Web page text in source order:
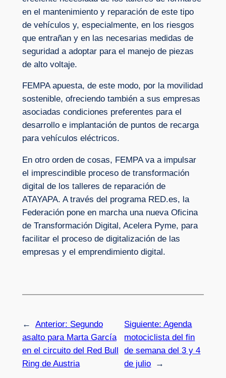
en el mantenimiento y reparación de este tipo
de vehículos y, especialmente, en los riesgos
que entrañan y en las necesarias medidas de
seguridad a adoptar para el manejo de piezas
de alto voltaje.
FEMPA apuesta, de este modo, por la movilidad
sostenible, ofreciendo también a sus empresas
asociadas condiciones preferentes para el
desarrollo e implantación de puntos de recarga
para vehículos eléctricos.
En otro orden de cosas, FEMPA va a impulsar
el imprescindible proceso de transformación
digital de los talleres de reparación de
ATAYAPA. A través del programa RED.es, la
Federación pone en marcha una nueva Oficina
de Transformación Digital, Acelera Pyme, para
facilitar el proceso de digitalización de las
empresas y el emprendimiento digital.
← Anterior: Segundo
asalto para Marta García
en el circuito del Red Bull
Ring de Austria
Siguiente:Agenda
motociclista del fin
de semana del 3 y 4
de julio
→